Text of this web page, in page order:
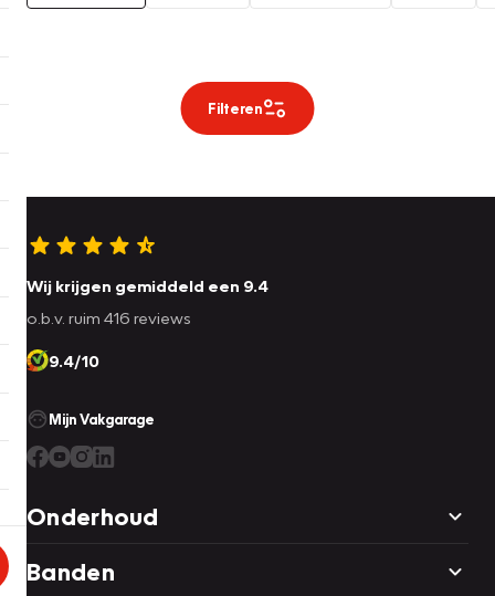
Filteren
Wij krijgen gemiddeld een 9.4
o.b.v. ruim 416 reviews
9.4/10
Mijn Vakgarage
Onderhoud
Banden